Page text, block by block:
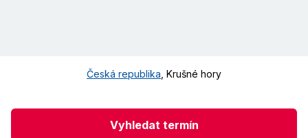
Česká republika Krušné hory
Vyhledat termín